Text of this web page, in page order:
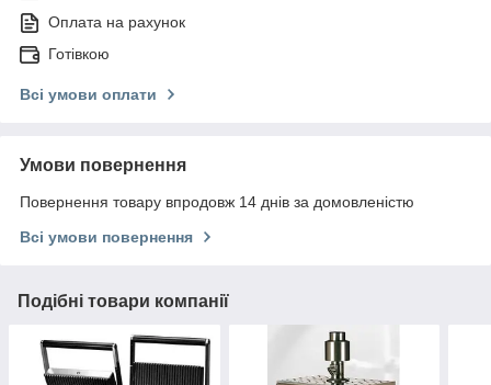
Оплата на рахунок
Готівкою
Всі умови оплати
Умови повернення
Повернення товару впродовж 14 днів за домовленістю
Всі умови повернення
Подібні товари компанії